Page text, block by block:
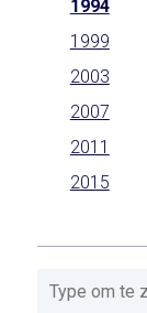
1994
1999
2003
2007
2011
2015